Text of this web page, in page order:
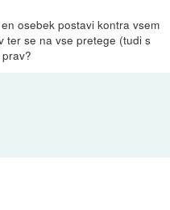
osebek postavi kontra vsem
ter se na vse pretege (tudi s